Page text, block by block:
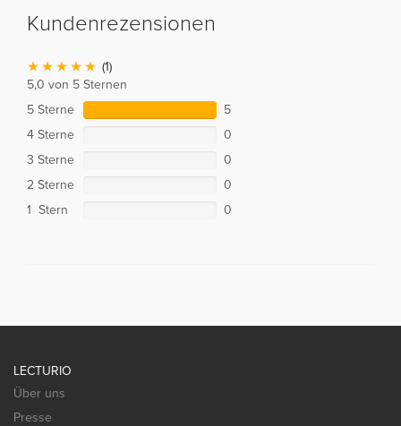
Kundenrezensionen
(1)
5,0 von 5 Sternen
5 Sterne
5
4 Sterne
0
3 Sterne
0
2 Sterne
0
1 Stern
0
LECTURIO
Über uns
Presse